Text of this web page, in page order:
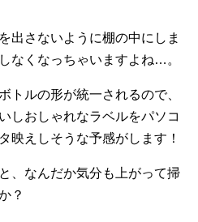
出さないように棚の中にしま
なくなっちゃいますよね…。
トルの形が統一されるので、
しおしゃれなラベルをパソコ
映えしそうな予感がします！
、なんだか気分も上がって掃
？